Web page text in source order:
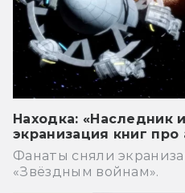
Находка: «Наследник
экранизация книг
Фанаты сняли
«Звёздным войнам».